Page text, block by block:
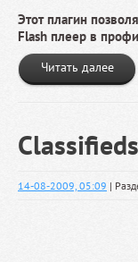
Этот плагин
Flash плеер в
Читать далее
14-08-2009, 05:09 |